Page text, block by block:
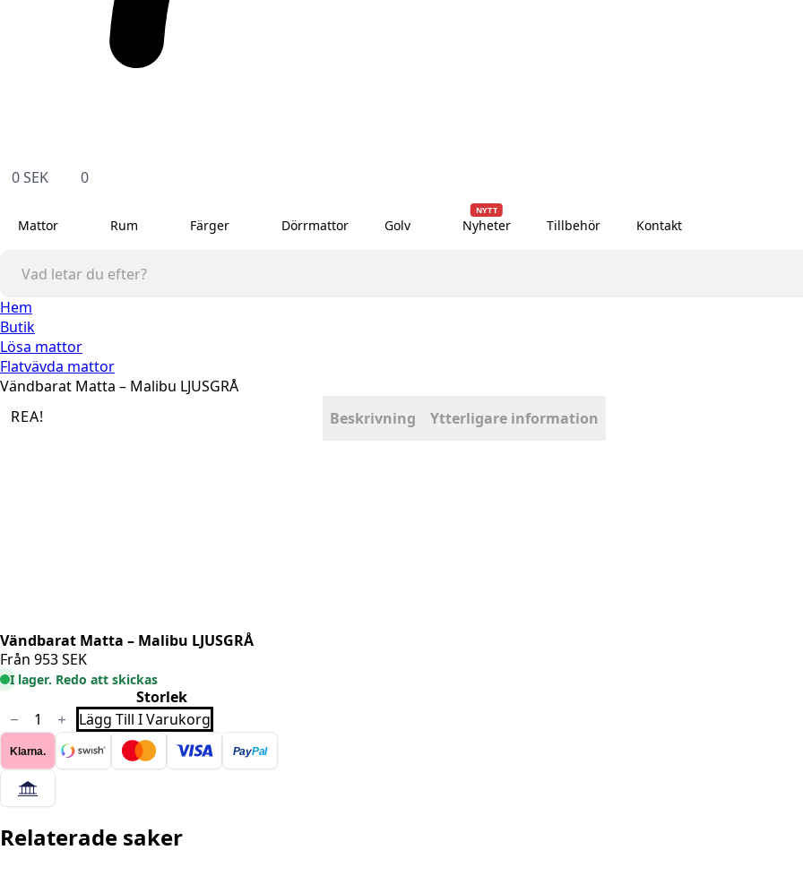
0SEK 0
Mattor Rum Färger Dörrmattor Golv Nyheter
NYTT
Tillbehör Kontakt
Hem
Butik
Lösa mattor
Flatvävda mattor
Vändbarat Matta – Malibu LJUSGRÅ
REA!
Vändbarat Matta – Malibu LJUSGRÅ
Från 953SEK
I lager. Redo att skickas
Storlek
Vändbarat
Matta
-
Malibu
LJUSGRÅ
mängd
Lägg Till I Varukorg
Klarna. PayPal
Beskrivning Ytterligare information
Relaterade saker